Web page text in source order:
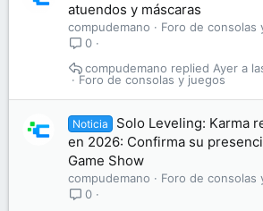
atuendos y máscaras
compudemano
Foro de consolas
0
Foro de consolas y juegos
Ayer a
compudemano
Noticia
Solo Leveling: Karma
en 2026: Confirma su
Game Show
compudemano
Foro de consolas
0